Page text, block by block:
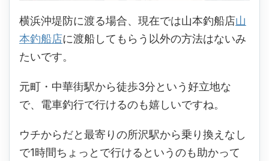
横浜沖堤防に渡る場合、現在では山本釣船店山
本釣船店に渡船してもらう以外の方法はないみ
たいです。
元町・中華街駅から徒歩3分という好立地な
で、電車釣行で行けるのも嬉しいですね。
ウチからだと最寄りの所沢駅から乗り換えなし
で1時間ちょっとで行けるというのも助かって